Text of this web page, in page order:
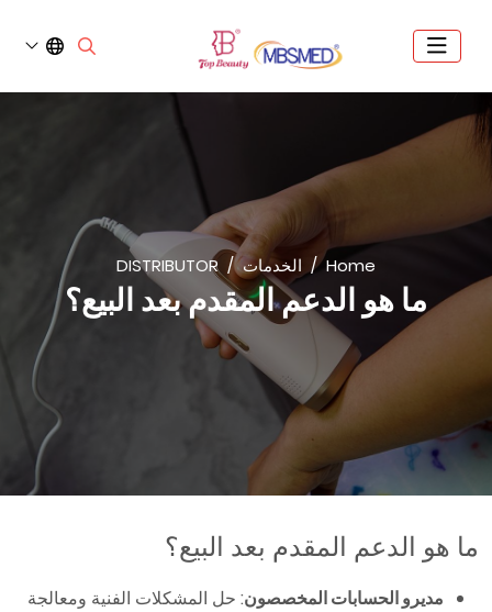
Home الخدمات DISTRIBUTOR
ما هو الدعم المقدم بعد البيع؟
ما هو الدعم المقدم بعد البيع؟
مديرو الحسابات المخصصون: حل المشكلات الفنية ومعالجة